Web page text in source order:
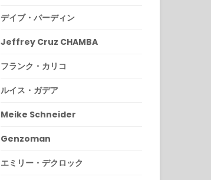
デイブ・バーディン
Jeffrey Cruz CHAMBA
フランク・カリコ
ルイス・ガデア
Meike Schneider
Genzoman
エミリー・デクロック